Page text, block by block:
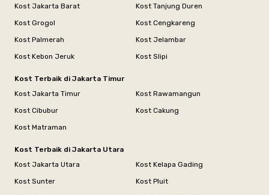
Kost Jakarta Barat
Kost Tanjung Duren
Kost Grogol
Kost Cengkareng
Kost Palmerah
Kost Jelambar
Kost Kebon Jeruk
Kost Slipi
Kost Terbaik di Jakarta Timur
Kost Jakarta Timur
Kost Rawamangun
Kost Cibubur
Kost Cakung
Kost Matraman
Kost Terbaik di Jakarta Utara
Kost Jakarta Utara
Kost Kelapa Gading
Kost Sunter
Kost Pluit